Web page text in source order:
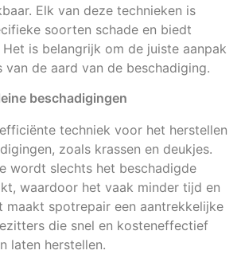
Elk van deze technieken is
soorten schade en biedt
is belangrijk om de juiste aanpak
de aard van de beschadiging.
beschadigingen
techniek voor het herstellen
zoals krassen en deukjes.
wordt slechts het beschadigde
waardoor het vaak minder tijd en
maakt spotrepair een aantrekkelijke
die snel en kosteneffectief
laten herstellen.